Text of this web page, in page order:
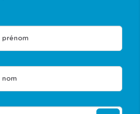
prénom
nom